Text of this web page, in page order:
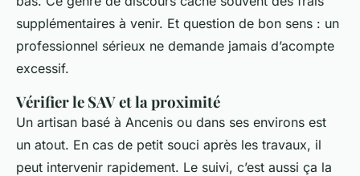
supplémentaires à venir. Et question de bon sens : un
professionnel sérieux ne demande jamais d’acompte
excessif.
Vérifier le SAV et la proximité
Un artisan basé à Ancenis ou dans ses environs est
un atout. En cas de petit souci après les travaux, il
peut intervenir rapidement. Le suivi, c’est aussi ça la